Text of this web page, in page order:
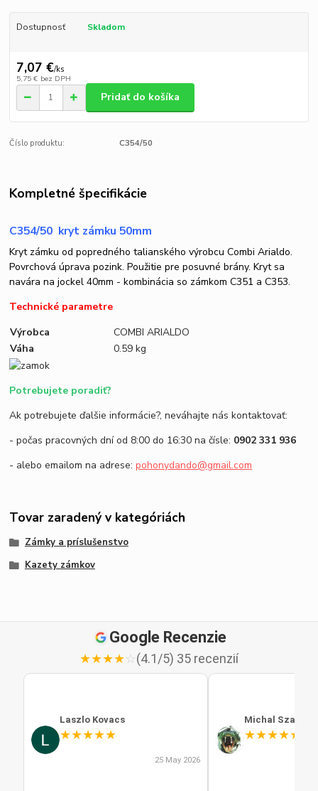
Dostupnosť Skladom
7,07 €/ks
5,75 € bez DPH
Pridať do košíka
Číslo produktu: C354/50
Kompletné špecifikácie
C354/50 kryt zámku 50mm
Kryt zámku od popredného talianského výrobcu Combi Arialdo.
Povrchová úprava pozink. Použitie pre posuvné brány. Kryt sa
navára na jockel 40mm - kombinácia so zámkom C351 a C353.
Technické parametre
Výrobca
COMBI ARIALDO
Váha
0.59 kg
Potrebujete poradiť?
Ak potrebujete ďalšie informácie?, neváhajte nás kontaktovať:
- počas pracovných dní od 8:00 do 16:30 na čísle: 0902 331 936
- alebo emailom na adrese:pohonydando@gmail.com
Tovar zaradený v kategóriách
Zámky a príslušenstvo
Kazety zámkov
Google Recenzie
★★★★☆(4.1/5) 35 recenzií
Laszlo Kovacs
★★★★★
25 May 2026
Michal Szabo
★★★★★